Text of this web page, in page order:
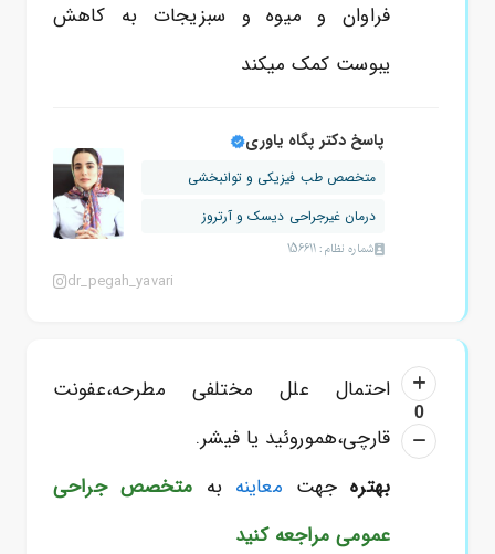
فراوان و میوه و سبزیجات به کاهش
یبوست کمک میکند
پاسخ دکتر پگاه یاوری
متخصص طب فیزیکی و توانبخشی
درمان غیرجراحی دیسک و آرتروز
شماره نظام: 156611
dr_pegah_yavari
0
احتمال علل مختلفی مطرحه،عفونت
قارچی،هموروئید یا فیشر.
بهترهجهت معاینه به متخصص جراحی
عمومی مراجعه کنید